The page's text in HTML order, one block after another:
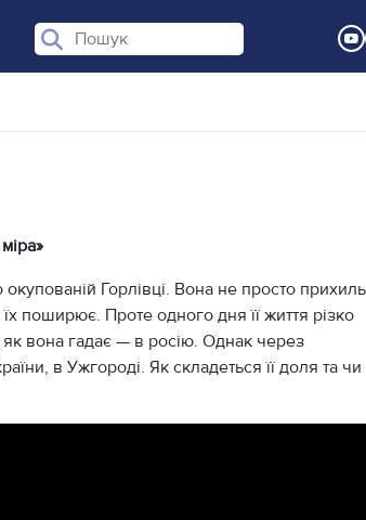
міра»
Горлівці. Вона не просто
поширює. Проте одного дня її життя різко
як вона гадає — в росію. Однак через
в Ужгороді. Як складеться її доля та чи